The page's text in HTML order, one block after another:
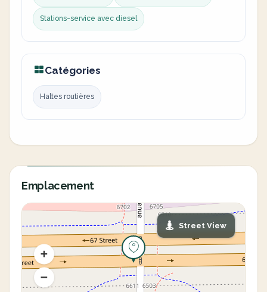
Stations-service avec diesel
Catégories
Haltes routières
Emplacement
Street View